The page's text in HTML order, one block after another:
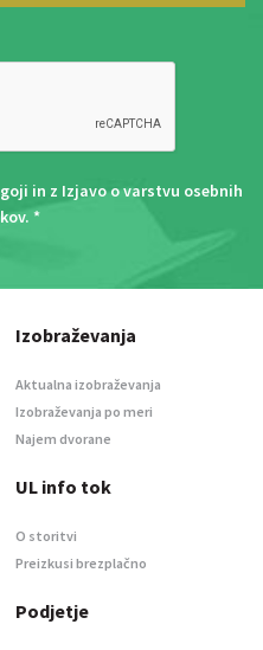
in z Izjavo o varstvu osebnih
. *
Izobraževanja
Aktualna izobraževanja
Izobraževanja po meri
Najem dvorane
UL info tok
O storitvi
Preizkusi brezplačno
Podjetje